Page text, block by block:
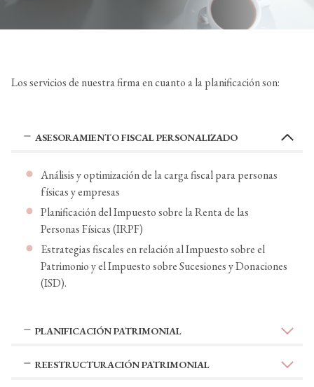
Los servicios de nuestra firma en cuanto a la planificación son:
ASESORAMIENTO FISCAL PERSONALIZADO
Análisis y optimización de la carga fiscal para personas
físicas y empresas
Planificación del Impuesto sobre la Renta de las
Personas Físicas (IRPF)
Estrategias fiscales en relación al Impuesto sobre el
Patrimonio y el Impuesto sobre Sucesiones y Donaciones
(ISD).
PLANIFICACIÓN PATRIMONIAL
REESTRUCTURACIÓN PATRIMONIAL